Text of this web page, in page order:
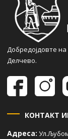
Добредојдовте
Делчево.
КОНТАКТ
Адреса: